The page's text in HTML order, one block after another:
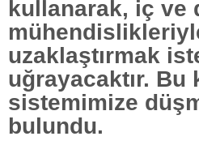
kullanarak, iç ve
uzaklaştırmak
uğrayacaktır.
sistemimize
bulundu.